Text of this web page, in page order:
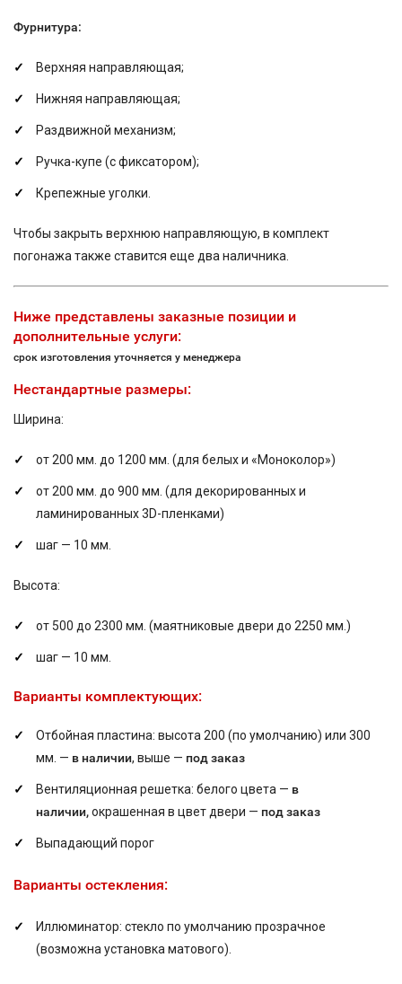
Фурнитура:
Верхняя направляющая;
Нижняя направляющая;
Раздвижной механизм;
Ручка-купе (с фиксатором);
Крепежные уголки.
Чтобы закрыть верхнюю направляющую, в комплект
погонажа также ставится еще два наличника.
Ниже представлены заказные позиции и
дополнительные услуги:
срок изготовления уточняется у менеджера
Нестандартные размеры:
Ширина:
от 200 мм. до 1200 мм. (для белых и «Моноколор»)
от 200 мм. до 900 мм. (для декорированных и
ламинированных 3D-пленками)
шаг — 10 мм.
Высота:
от 500 до 2300 мм. (маятниковые двери до 2250 мм.)
шаг — 10 мм.
Варианты комплектующих:
Отбойная пластина: высота 200 (по умолчанию) или 300
мм. — в наличии, выше — под заказ
Вентиляционная решетка: белого цвета — в
наличии,окрашенная в цвет двери — под заказ
Выпадающий порог
Варианты остекления:
Иллюминатор: стекло по умолчанию прозрачное
(возможна установка матового).